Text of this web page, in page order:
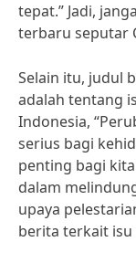
tepat.” Jadi,
terbaru seputar
Selain itu, judul
adalah tentang
Indonesia,
serius bagi
penting bagi
dalam
upaya
berita terkait isu